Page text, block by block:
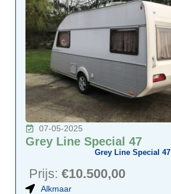
07-05-2025
Grey Line Special 47
Grey Line Special 47
Prijs: €10.500,00
Alkmaar